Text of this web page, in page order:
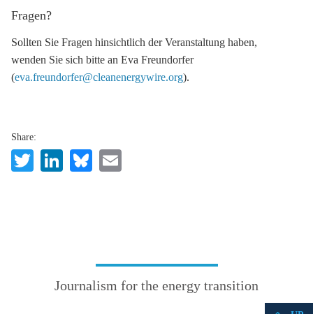
Fragen?
Sollten Sie Fragen hinsichtlich der Veranstaltung haben,
wenden Sie sich bitte an Eva Freundorfer
(eva.freundorfer@cleanenergywire.org).
Share:
TwitterLinkedIn
Bluesky
Journalism for the energy transition